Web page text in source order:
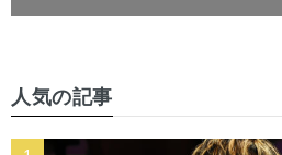
人気の記事